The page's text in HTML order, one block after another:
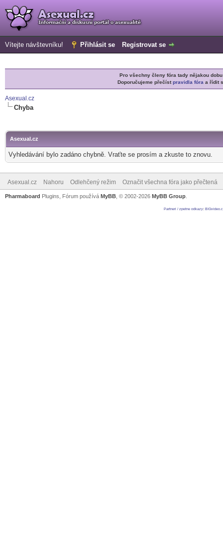
Vítejte návštevníku! Přihlásit se Registrovat se
Pro všechny členy fóra tady nějakou
Doporučujeme přečístpravidla fóra a řídit
Asexual.cz
Chyba
Asexual.cz
Vyhledávání bylo zadáno chybně. Vraťte se prosím a zkuste to znovu.
Asexual.cz Nahoru Odlehčený režim Označit všechna fóra jako přečtená
Pharmaboard Plugins, Fórum používá MyBB , © 2002-2026 MyBB Group
Partneri / zpetne odkazy: